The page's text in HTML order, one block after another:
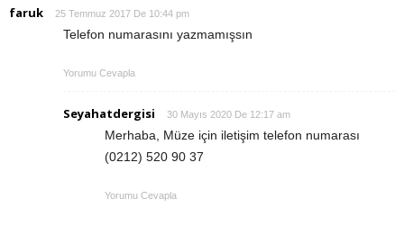
faruk 25 Temmuz 2017 De 10:44 pm
Telefon numarasını yazmamışsın
Yorumu Cevapla
Seyahatdergisi 30 Mayıs 2020 De 12:17 am
Merhaba, Müze için iletişim telefon numarası
(0212) 520 90 37
Yorumu Cevapla